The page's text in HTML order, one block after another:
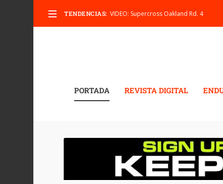
TENDENCIAS: VIDEO: Supercross Oakland Rd. 4
PORTADA REVISTA DIGITAL